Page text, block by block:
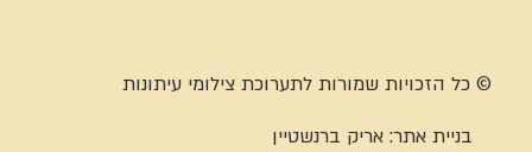
© כל הזכויות שמורות לתערוכת צילומי עיתונות
בניית אתר:אריק ברנשטיין